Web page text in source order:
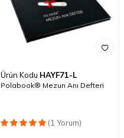
Ürün Kodu HAYF71-L
Polabook® Mezun Anı Defteri
(1 Yorum)